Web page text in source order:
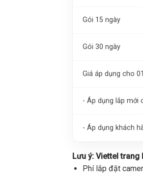
Gói 15 ngày
Gói 30 ngày
Giá áp dụng cho
- Áp dụng lắp mới
- Áp dụng khách
Lưu ý: Viettel trang
Phí lắp đặt